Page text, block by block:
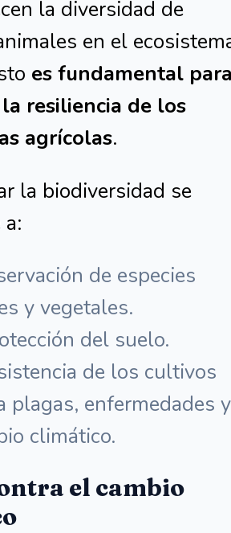
la diversidad de
en el
es fundamental
resiliencia de los
agrícolas.
la biodiversidad se
de especies
y vegetales.
del suelo.
de los cultivos
plagas, enfermedades y
climático.
el cambio